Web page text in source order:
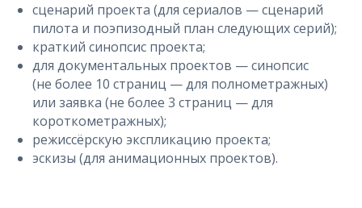
сценарий проекта (для сериалов — сценарий
пилота и поэпизодный план следующих серий);
краткий синопсис проекта;
для документальных проектов — синопсис
(не более 10 страниц — для полнометражных)
или заявка (не более 3 страниц — для
короткометражных);
режиссёрскую экспликацию проекта;
эскизы (для анимационных проектов).